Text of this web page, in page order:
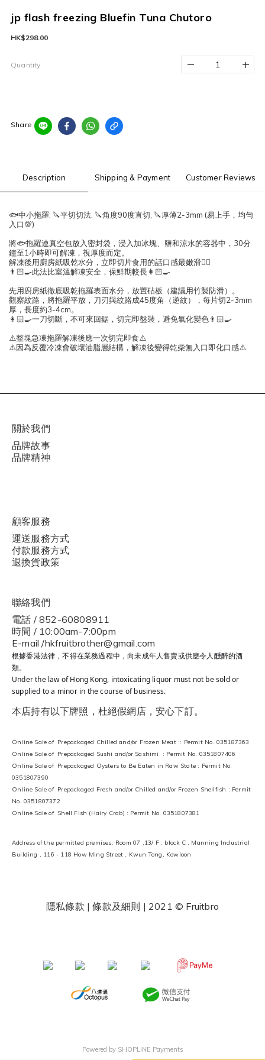
jp flash freezing Bluefin Tuna Chutoro
HK$298.00
Quantity
Share
Description Shipping & Payment Customer Reviews
🐟中小拖羅: 🔪平切切法, 🔪角度90度直切, 🔪厚薄2-3mm (易上手，均勻
入口💯)
將🐟拖羅連真空包放入密封袋，浸入加冰塊、鹽和涼水的容器中，30分
鐘至1小時即可解凍，視厚度而定。
解凍後用廚房紙吸乾水分，立即切片食用的話口感最嫩滑👍🏼
👨🏻‍🍳此法比室溫解凍安全，保鮮期較長👩🏻‍🍳
先用廚房紙徹底吸乾拖羅表面水分，放置砧板（建議用竹製防滑）。
觀察紋路，將拖羅平放，刀刃與紋路成45度角（逆紋），每片切2-3mm
厚，長度約3-4cm。
👩🏻‍🍳一刀切斷，不可來回鋸，切完即盤裝，避免氧化變色👨🏻‍🍳
⚠️整塊急凍拖羅解凍後應一次切完即食⚠️
⚠️因為反覆冷凍會破壞油脂層結構，解凍後變得乾柴無入口即化口感⚠️
關於我們
品牌故事
品牌精神
顧客服務
運送服務方式
付款服務方式
退換貨政策
聯絡我們
電話 / 852-60808911
時間 / 10:00am-7:00pm
E-mail /hkfruitbrother@gmail.com
根據香港法律，不得在業務過程中，向未成年人售賣或供應令人醺醉的酒
類。
Under the law of Hong Kong, intoxicating liquor must not be sold or
supplied to a minor in the course of business.
本店持有以下牌照，杜絕假網店，安心下訂。
Online Sale of Prepackaged Chilled and/or Frozen Meat : Permit No. 035187363
Online Sale of Prepackaged Sushi and/or Sashimi : Permit No. 0351807406
Online Sale of Prepackaged Oysters to Be Eaten in Raw State : Permit No.
0351807390
Online Sale of Prepackaged Fresh and/or Chilled and/or Frozen Shellfish : Permit
No. 0351807372
Online Sale of Shell Fish (Hairy Crab) : Permit No. 0351807381
Address of the permitted premises: Room 07 ,13/ F , block C , Manning Industrial
Building , 116 - 118 How Ming Street , Kwun Tong, Kowloon
隱私條款 | 條款及細則 | 2021 © Fruitbro
Powered by SHOPLINE Payments